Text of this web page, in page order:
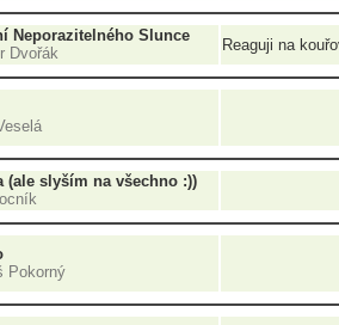
Neporazitelného Slunce
Dvořák
Reaguji na
(ale slyším na všechno :))
Pokorný